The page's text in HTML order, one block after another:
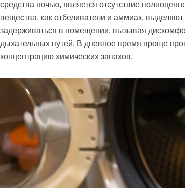
средства ночью, является отсутствие
вещества, как отбеливатели и аммиак,
задерживаться в помещении, вызывая
дыхательных путей. В дневное время проще
концентрацию химических запахов.